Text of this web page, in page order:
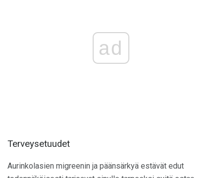
ad
Terveysetuudet
Aurinkolasien migreenin ja päänsärkyä estävät edut